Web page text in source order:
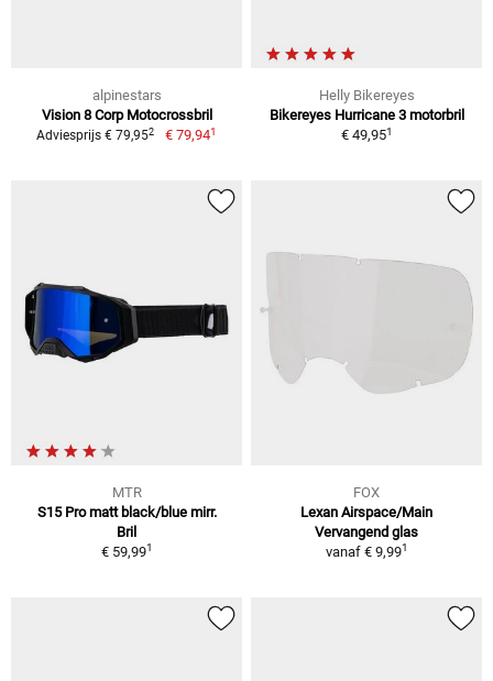
alpinestars
Vision 8 Corp Motocrossbril
Adviesprijs € 79,952 € 79,941
Helly Bikereyes
Bikereyes Hurricane 3 motorbril
€ 49,951
MTR
S15 Pro matt black/blue mirr.
Bril
€ 59,991
FOX
Lexan Airspace/Main
Vervangend glas
vanaf € 9,991